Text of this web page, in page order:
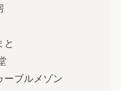
と
ーブルメゾン